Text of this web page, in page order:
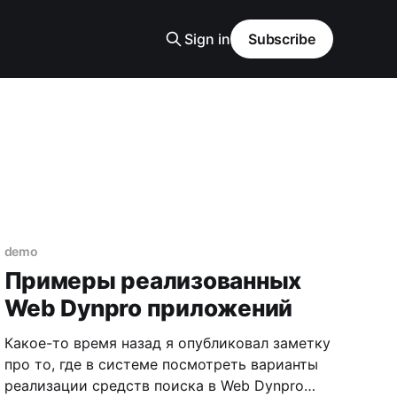
Sign in Subscribe
demo
Примеры реализованных
Web Dynpro приложений
Какое-то время назад я опубликовал заметку
про то, где в системе посмотреть варианты
реализации средств поиска в Web Dynpro